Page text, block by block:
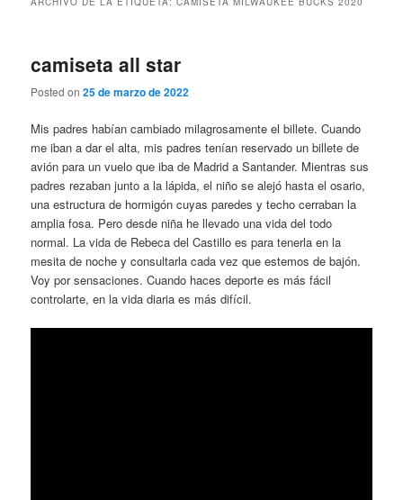
camiseta all star
Posted on25 de marzo de 2022
Mis padres habían cambiado milagrosamente el billete. Cuando
me iban a dar el alta, mis padres tenían reservado un billete de
avión para un vuelo que iba de Madrid a Santander. Mientras sus
padres rezaban junto a la lápida, el niño se alejó hasta el osario,
una estructura de hormigón cuyas paredes y techo cerraban la
amplia fosa. Pero desde niña he llevado una vida del todo
normal. La vida de Rebeca del Castillo es para tenerla en la
mesita de noche y consultarla cada vez que estemos de bajón.
Voy por sensaciones. Cuando haces deporte es más fácil
controlarte, en la vida diaria es más difícil.